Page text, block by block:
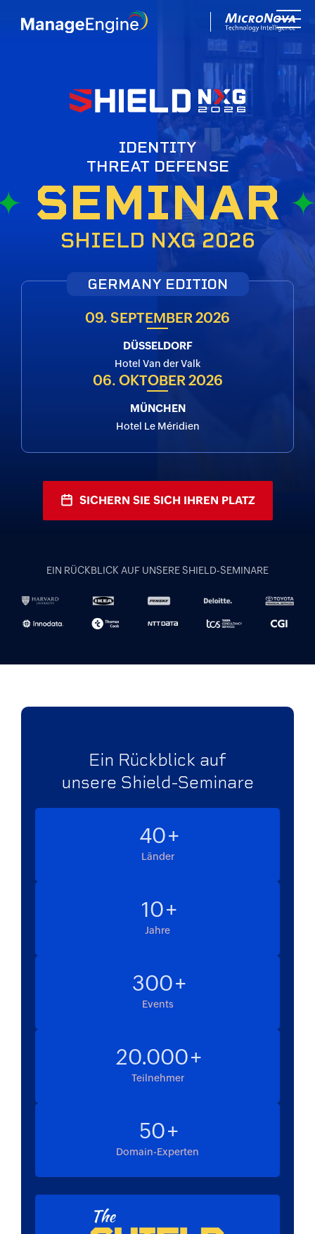
IDENTITY
THREAT DEFENSE
SEMINAR
SHIELD NXG 2026
GERMANY EDITION
09. SEPTEMBER 2026
DÜSSELDORF
Hotel Van der Valk
06. OKTOBER 2026
MÜNCHEN
Hotel Le Méridien
SICHERN SIE SICH IHREN PLATZ
EIN RÜCKBLICK AUF UNSERE SHIELD-SEMINARE
Ein Rückblick auf
unsere Shield-Seminare
40
Länder
10
Jahre
300
Events
20.000
Teilnehmer
50
Domain-Experten